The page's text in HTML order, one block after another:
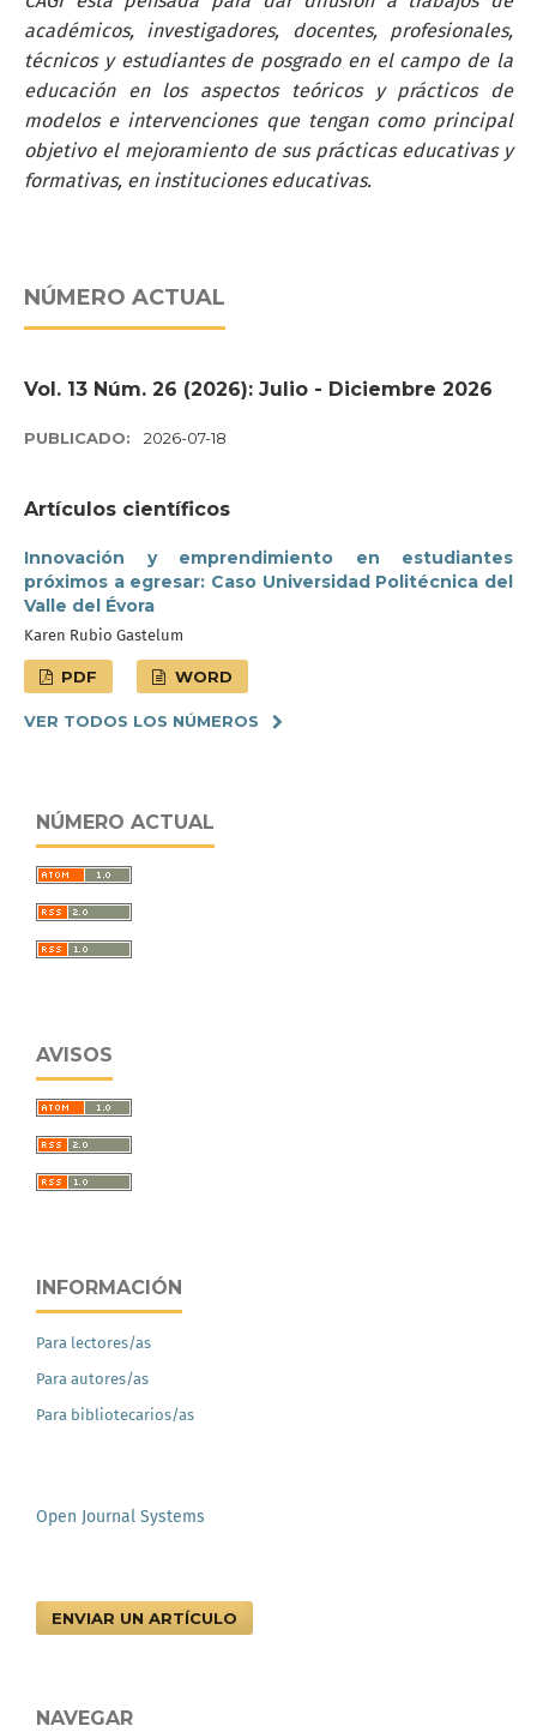
académicos, investigadores, docentes, profesionales,
técnicos y estudiantes de posgrado en el campo de la
educación en los aspectos teóricos y prácticos de
modelos e intervenciones que tengan como principal
objetivo el mejoramiento de sus prácticas educativas y
formativas, en instituciones educativas.
NÚMERO ACTUAL
Vol. 13 Núm. 26 (2026): Julio - Diciembre 2026
PUBLICADO: 2026-07-18
Artículos científicos
Innovación y emprendimiento en estudiantes
próximos a egresar: Caso Universidad Politécnica del
Valle del Évora
Karen Rubio Gastelum
PDF WORD
VER TODOS LOS NÚMEROS
NÚMERO ACTUAL
AVISOS
INFORMACIÓN
Para lectores/as
Para autores/as
Para bibliotecarios/as
Open Journal Systems
ENVIAR UN ARTÍCULO
NAVEGAR